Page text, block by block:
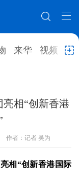
来华 视频 教
视频
实用信息
相“创新香港
作者：记者 吴为
相“创新香港国际